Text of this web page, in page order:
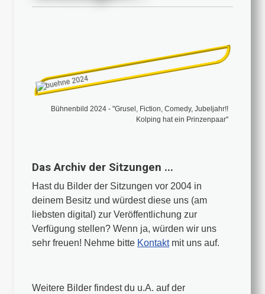
Bühnenbild 2024 - "Grusel, Fiction, Comedy, Jubeljahr!!
Kolping hat ein Prinzenpaar"
Das Archiv der Sitzungen ...
Hast du Bilder der Sitzungen vor 2004 in
deinem Besitz und würdest diese uns (am
liebsten digital) zur Veröffentlichung zur
Verfügung stellen? Wenn ja, würden wir uns
sehr freuen! Nehme bitte Kontaktmit uns auf.
Weitere Bilder findest du u.A. auf der